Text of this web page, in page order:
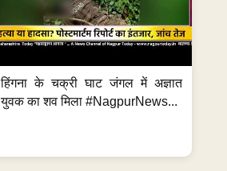
हिंगना के चक्री घाट जंगल में अज्ञात
युवक का शव मिला #NagpurNews...